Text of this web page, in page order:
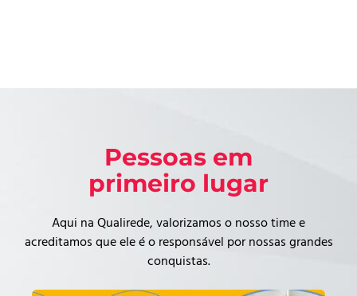
Pessoas em
primeiro lugar
Aqui na Qualirede, valorizamos o nosso time e
acreditamos que ele é o responsável por nossas grandes
conquistas.